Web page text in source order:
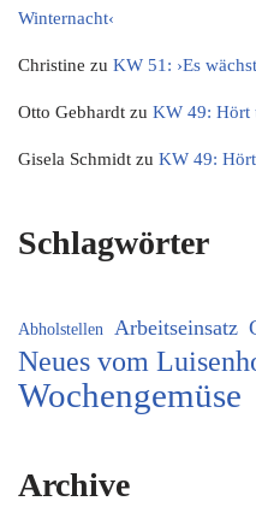
Winternacht‹
Christine zu KW 51: ›Es
Otto Gebhardt zu KW 49: Hört
Gisela Schmidt zu KW 49:
Schlagwörter
Abholstellen Arbeitseinsatz
Neues vom
Wochengemüse
Archive